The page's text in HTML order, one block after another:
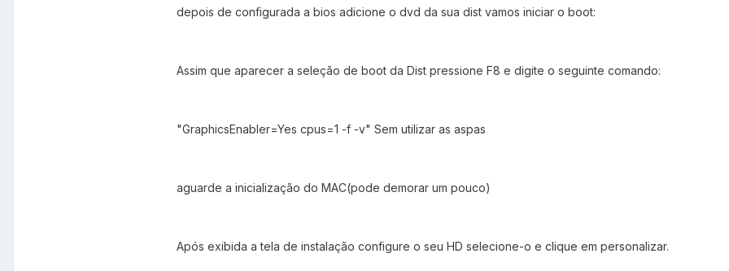
depois de configurada a bios adicione o dvd da sua dist vamos iniciar o boot:
Assim que aparecer a seleção de boot da Dist pressione F8 e digite o seguinte comando:
"GraphicsEnabler=Yes cpus=1 -f -v" Sem utilizar as aspas
aguarde a inicialização do MAC(pode demorar um pouco)
Após exibida a tela de instalação configure o seu HD selecione-o e clique em personalizar.